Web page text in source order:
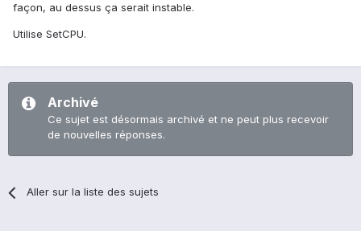
façon, au dessus ça serait instable.
Utilise SetCPU.
Archivé
Ce sujet est désormais archivé et ne peut plus recevoir
de nouvelles réponses.
Aller sur la liste des sujets